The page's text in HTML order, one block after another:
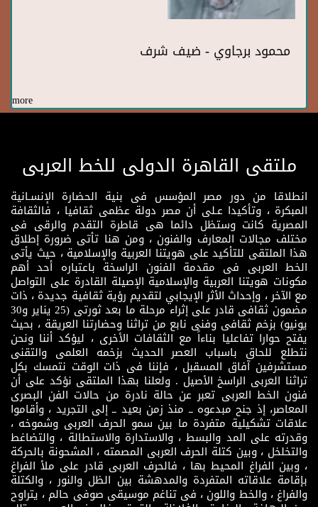
محمود برجاوي - ضيف شرف
more
ملتقى القاهرة الدولى للخط العربى
انطلاقا من دور مصر المؤسس فى بنية الحضارة الإنسـانية
المبكرة ، وتأكيدا عـلى أن مصر دولة عظمى ثقافيا ، فالثقافة
المصرية كانت وستظل دائما هى قاطرة التقدم والرقى فى
مختلف مجالات المعارف والفنون ، ومن هنا تأتى ضرورة إطلاق
هذا الملتقى للتأكيد على هويتنا العربية والإسلامية ، حيث يأتى
الخط العربى فى مقدمة الفنون الراسخة باعتباره أحد أهم
مكونات هويتنا العربية والإسلامية الإصيلة القادرة على التواصل
مع الآخر ، وإحداث الأثر الإيجابي لتقديم رؤية ثقافية جديدة ، ذات
مضمون ثقافى قادر على إثراء مرحلة ما بعد ثورتى (25 يناير و30
يونيو) بزخم ثقافى وفنى نابع من تراثنا وحضارتنا العريقة ، بحيث
يفتح حوارا تفاعليا بناءاً مع الثقافات الأخرى ، ليؤكد أننا ونحن
نتطلع للحاق باسباب العصر الحديث بزخمه العلمى والتقنى
مستشرفين آفاق المسقبل ، فإننا فى ذات الوقت نتمسك بكل
تراثنا العربى الراسخ الأصيل . ولعلنا بهذا الملتقى نؤكد على أن
فنون الخط العربى تعبر عن حالة نادرة من حالات الفن البصرى
المعاصر، إذ جنح مبدعوه ــ منذ زمن بعيد ــ إلى التجريد ، وأقاموا
علاقات تشكيلية متفردة ما بين سمو الحرف العربى وشموخه ،
وقدرته على المد والبسط ، والاستدارة والاستطالة ، والتضاغط
والتخلخل ، وبين كتلة الحرف العربى المصمته ، المشحونة بالحركة
، وبين الفراغ المحيط بها ، فالحرف العربى قادر على ملأ الفراغ
بإقامة علاقاته المتفردة والمدهشة بين الظل والنور ، والكتلة
والفراغ ، والخط واللون ، فى تناغم موسيقى صوفى حالم ، يتراوح